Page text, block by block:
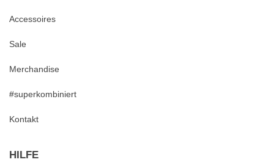
Accessoires
Sale
Merchandise
#superkombiniert
Kontakt
HILFE